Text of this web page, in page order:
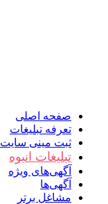
صفحه اصلی
تعرفه تبلیغات
ثبت مینی سایت
تبلیغات انبوه
آگهی‌های ویژه
آگهی‌ها
مشاغل برتر